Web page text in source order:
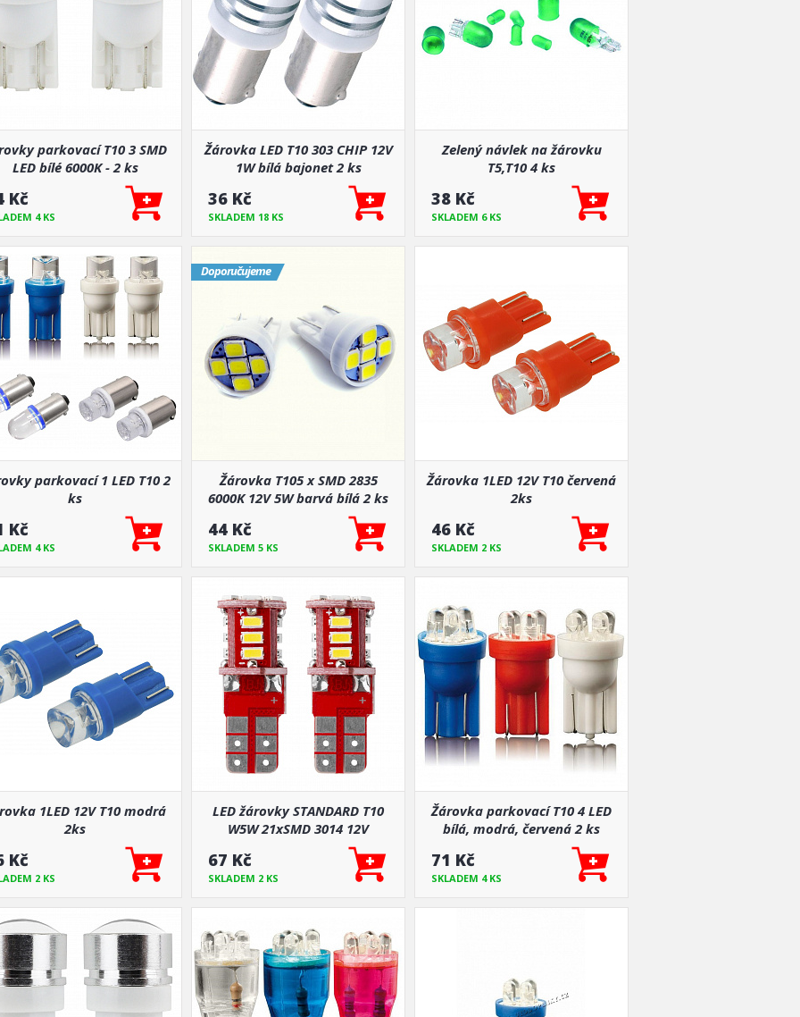
parkovací T10 3 SMD
LED bílé 6000K - 2 ks
Kč
4 KS
Žárovka LED T10 303 CHIP 12V
1W bílá bajonet 2 ks
36 Kč
SKLADEM 18 KS
Zelený návlek na žárovku
T5,T10 4 ks
38 Kč
SKLADEM 6 KS
parkovací 1 LED T10 2
ks
Kč
4 KS
Doporučujeme
Žárovka T105 x SMD 2835
6000K 12V 5W barvá bílá 2 ks
44 Kč
SKLADEM 5 KS
Žárovka 1LED 12V T10 červená
2ks
46 Kč
SKLADEM 2 KS
1LED 12V T10 modrá
2ks
Kč
2 KS
LED žárovky STANDARD T10
W5W 21xSMD 3014 12V
67 Kč
SKLADEM 2 KS
Žárovka parkovací T10 4 LED
bílá, modrá, červená 2 ks
71 Kč
SKLADEM 4 KS